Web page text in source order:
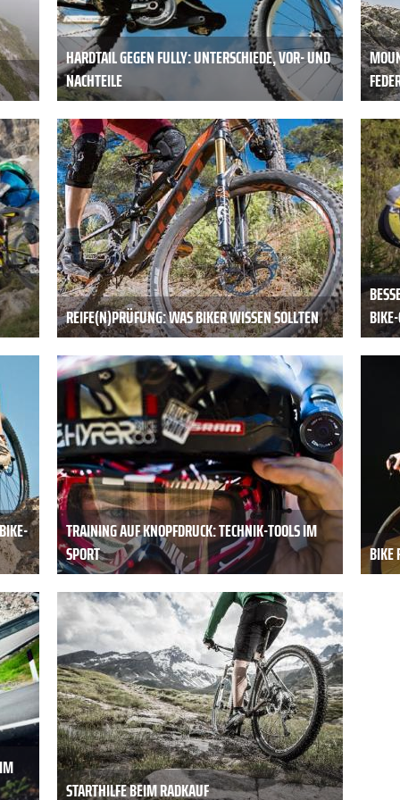
HARDTAIL GEGEN FULLY: UNTERSCHIEDE, VOR- UND
NACHTEILE
REIFE(N)PRÜFUNG: WAS BIKER WISSEN SOLLTEN
TRAINING AUF KNOPFDRUCK: TECHNIK-TOOLS IM
SPORT
BIKE
STARTHILFE BEIM RADKAUF